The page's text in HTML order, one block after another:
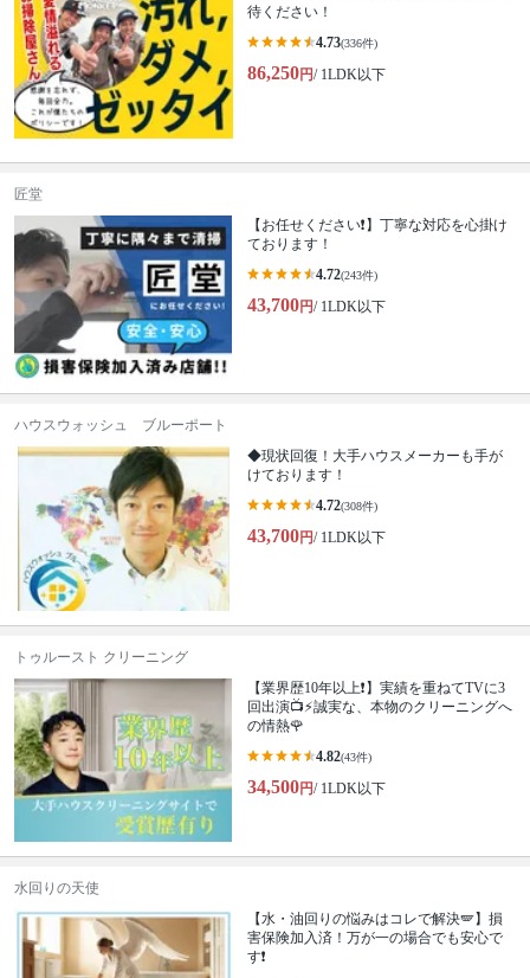
待ください！
4.73(336件)
86,250円/ 1LDK以下
匠堂
【お任せください❗️】丁寧な対応を心掛け
ております！
4.72(243件)
43,700円/ 1LDK以下
ハウスウォッシュ ブルーポート
◆現状回復！大手ハウスメーカーも手が
けております！
4.72(308件)
43,700円/ 1LDK以下
トゥルースト クリーニング
【業界歴10年以上❗️】実績を重ねてTVに3
回出演📺⚡️誠実な、本物のクリーニングへ
の情熱🌹
4.82(43件)
34,500円/ 1LDK以下
水回りの天使
【水・油回りの悩みはコレで解決🪽】損
害保険加入済！万が一の場合でも安心で
す❗️